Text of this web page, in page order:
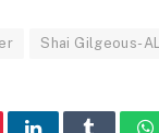
Shai Gilgeous-